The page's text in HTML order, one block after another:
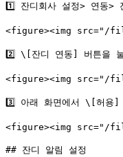
1️⃣ 잔디회사 설정> 연동>
<figure><img src="/
2️⃣ \[잔디 연동] 버튼을
<figure><img src="/
3️⃣ 아래 화면에서 \[허용]
<figure><img src="/
## 잔디 알림 설정